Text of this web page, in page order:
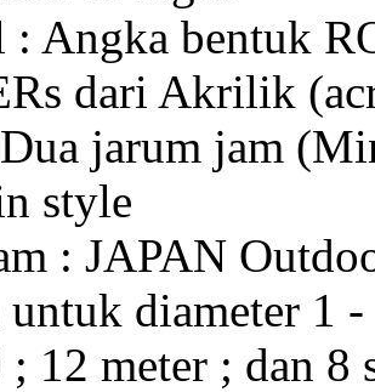
: Angka bentuk
dari Akrilik
jarum jam
style
: JAPAN
untuk diameter 1
12 meter ; dan 8